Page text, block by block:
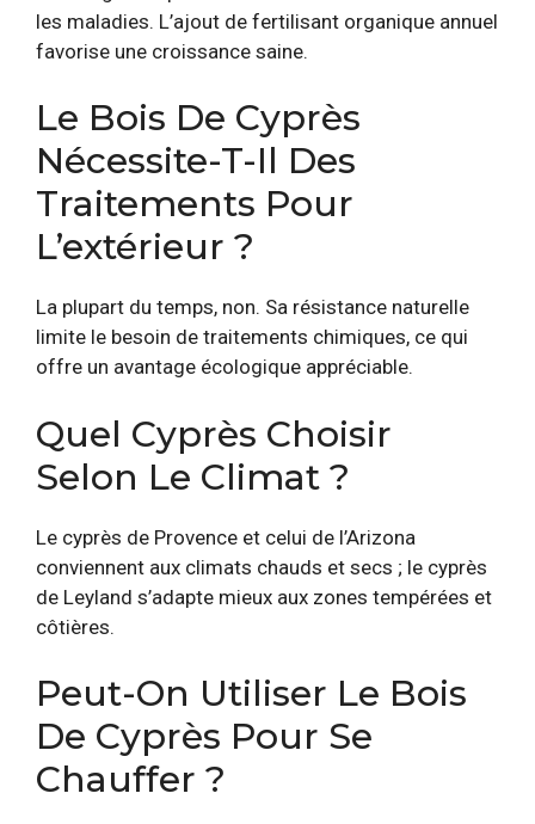
les maladies. L’ajout de fertilisant organique annuel
favorise une croissance saine.
Le Bois De Cyprès
Nécessite-T-Il Des
Traitements Pour
L’extérieur ?
La plupart du temps, non. Sa résistance naturelle
limite le besoin de traitements chimiques, ce qui
offre un avantage écologique appréciable.
Quel Cyprès Choisir
Selon Le Climat ?
Le cyprès de Provence et celui de l’Arizona
conviennent aux climats chauds et secs ; le cyprès
de Leyland s’adapte mieux aux zones tempérées et
côtières.
Peut-On Utiliser Le Bois
De Cyprès Pour Se
Chauffer ?